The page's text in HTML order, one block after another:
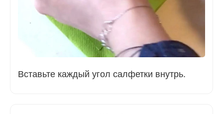
Вставьте каждый угол салфетки внутрь.